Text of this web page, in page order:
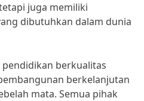
juga memiliki
dibutuhkan dalam dunia
berkualitas
berkelanjutan
mata. Semua pihak